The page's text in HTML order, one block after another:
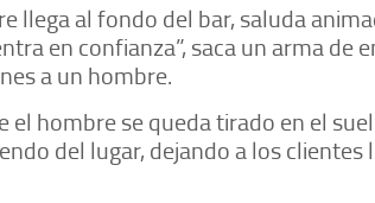
llega al fondo del bar, saluda
en confianza”, saca un arma de
a un hombre.
el hombre se queda tirado en el
del lugar, dejando a los